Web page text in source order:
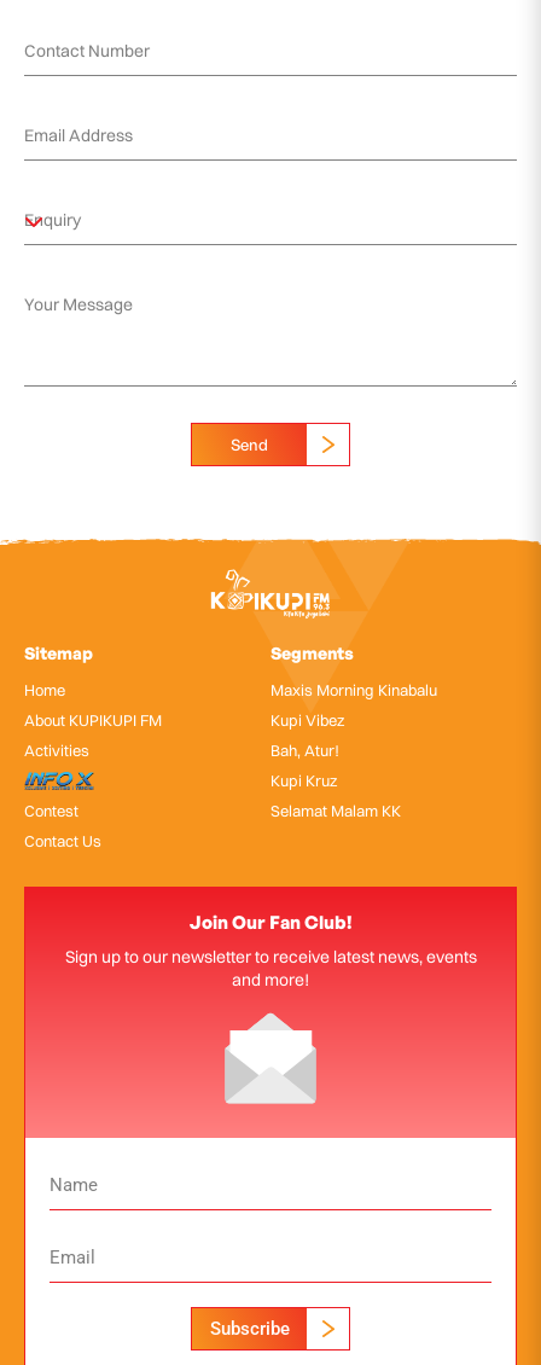
Send
Sitemap
Home
About KUPIKUPI FM
Activities
InfoX
Contest
Contact Us
Segments
Maxis Morning Kinabalu
Kupi Vibez
Bah, Atur!
Kupi Kruz
Selamat Malam KK
Join Our Fan Club!
Sign up to our newsletter to receive latest news, events
and more!
Subscribe